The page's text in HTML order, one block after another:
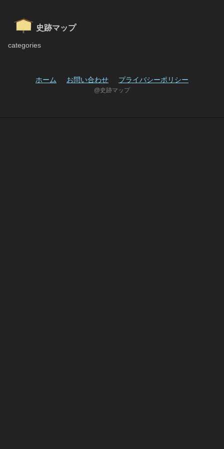
史跡マップ
categories
ホーム お問い合わせ プライバシーポリシー
@史跡マップ